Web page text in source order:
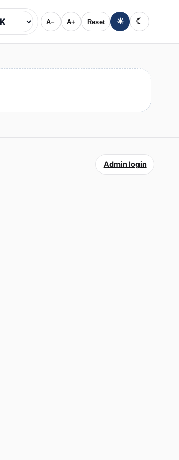
A− A+ Reset ☀ ☾
Admin login